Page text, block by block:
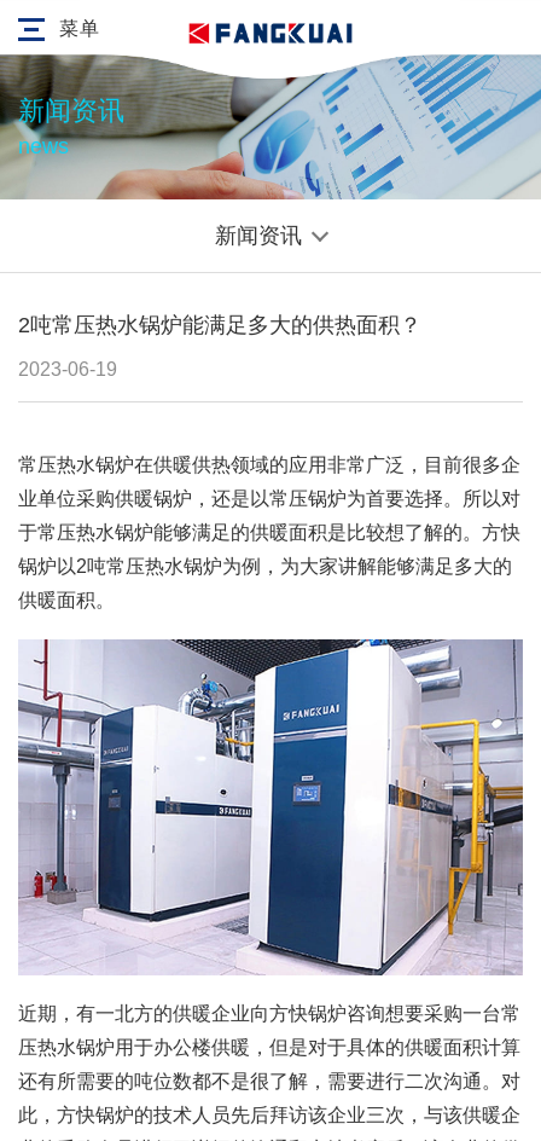
菜单
新闻资讯
news
新闻资讯
2吨常压热水锅炉能满足多大的供热面积？
2023-06-19
常压热水锅炉在供暖供热领域的应用非常广泛，目前很多企
业单位采购供暖锅炉，还是以常压锅炉为首要选择。所以对
于常压热水锅炉能够满足的供暖面积是比较想了解的。方快
锅炉以2吨常压热水锅炉为例，为大家讲解能够满足多大的
供暖面积。
近期，有一北方的供暖企业向方快锅炉咨询想要采购一台常
压热水锅炉用于办公楼供暖，但是对于具体的供暖面积计算
还有所需要的吨位数都不是很了解，需要进行二次沟通。对
此，方快锅炉的技术人员先后拜访该企业三次，与该供暖企